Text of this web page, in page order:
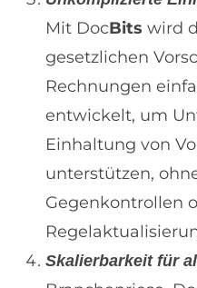
Mit DocBits wird
gesetzlichen
Rechnungen
entwickelt, um
Einhaltung von
unterstützen,
Gegenkontrollen
Skalierbarkeit für